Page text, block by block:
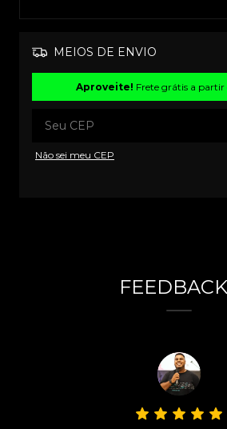
MEIOS DE ENVIO
Aproveite! Frete grátis a partir
Não sei meu CEP